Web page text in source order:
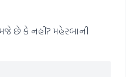
છે કે નહીં? મહેરબાની